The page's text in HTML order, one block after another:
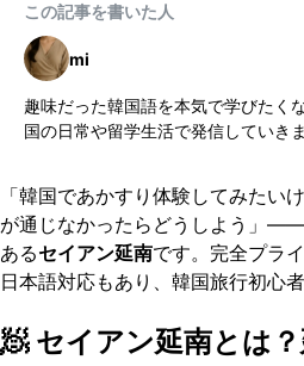
この記事を書いた人
mi
趣味だった韓国語を本気で学びたく
国の日常や留学生活で発信していき
「韓国であかすり体験してみた
が通じなかったらどうしよう」
あるセイアン延南です。完全プラ
日本語対応もあり、韓国旅行初心
🧖 セイアン延南とは